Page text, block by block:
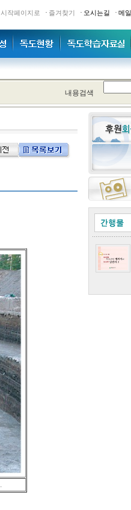
시작페이지로 · 즐겨찾기 · 오시는길 · 메
내용검색
.